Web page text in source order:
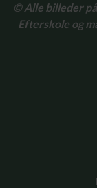
© Alle billeder
Efterskole og